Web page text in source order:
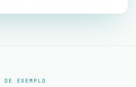
DE EXEMPLO